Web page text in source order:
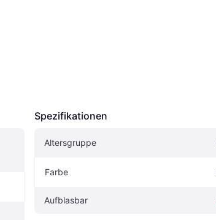
Spezifikationen
Altersgruppe
Farbe
Aufblasbar